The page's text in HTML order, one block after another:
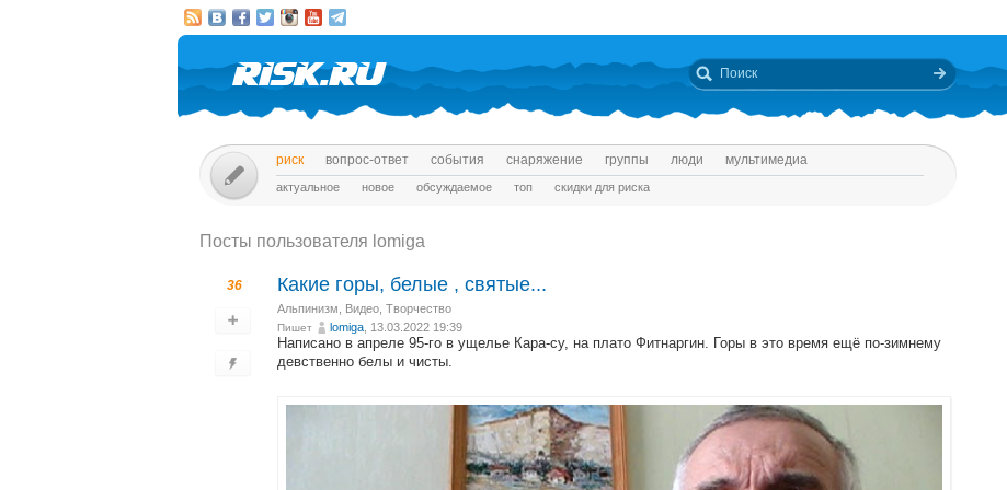
риск вопрос-ответ события снаряжение группы люди мультимедиа
актуальное новое обсуждаемое топ скидки для риска
Посты пользователя lomiga
36 Какие горы, белые , святые...
Альпинизм Видео Творчество
Пишет lomiga , 13.03.2022 19:39
Написано в апреле 95-го в ущелье Кара-су, на плато Фитнаргин. Горы в это время ещё по-зимнему
девственно белы и чисты.